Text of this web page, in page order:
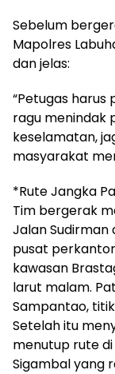
Sebelum
Mapolres
dan jelas:
“Petugas harus
ragu menindak
keselamatan,
masyarakat
*Rute Jangka
Tim bergerak
Jalan Sudirman
pusat
kawasan
larut malam.
Sampantao,
Setelah itu
menutup rute di
Sigambal yang